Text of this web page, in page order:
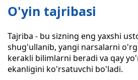
O'yin tajribasi
Tajriba - bu sizning eng yaxshi
shug'ullanib, yangi narsalarni
kerakli bilimlarni beradi va qay
ekanligini ko'rsatuvchi bo'ladi.